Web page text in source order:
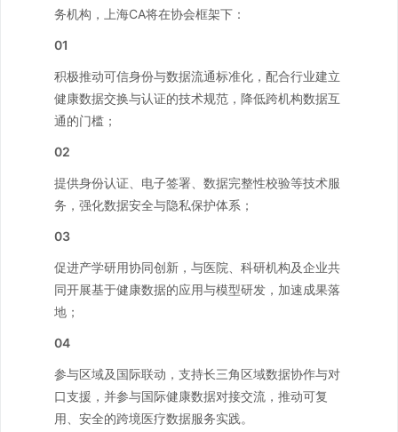
务机构，上海CA将在协会框架下：
01
积极推动可信身份与数据流通标准化，配合行业建立
健康数据交换与认证的技术规范，降低跨机构数据互
通的门槛；
02
提供身份认证、电子签署、数据完整性校验等技术服
务，强化数据安全与隐私保护体系；
03
促进产学研用协同创新，与医院、科研机构及企业共
同开展基于健康数据的应用与模型研发，加速成果落
地；
04
参与区域及国际联动，支持长三角区域数据协作与对
口支援，并参与国际健康数据对接交流，推动可复
用、安全的跨境医疗数据服务实践。